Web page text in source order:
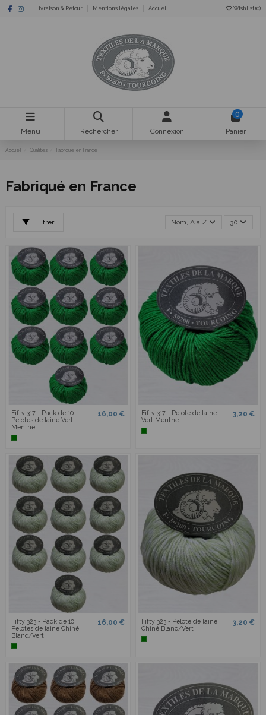
Livraison & Retour Mentions légales Accueil Wishlist (0)
Menu Rechercher Connexion
0
Panier
Accueil Qualités Fabriqué en France
Fabriqué en France
Filtrer Nom, A à Z 30
Fifty 317 - Pack de 10
Pelotes de laine Vert
Menthe
16,00 €
Fifty 317 - Pelote de laine
Vert Menthe
3,20 €
Fifty 323 - Pack de 10
Pelotes de laine Chiné
Blanc/Vert
16,00 €
Fifty 323 - Pelote de laine
Chiné Blanc/Vert
3,20 €